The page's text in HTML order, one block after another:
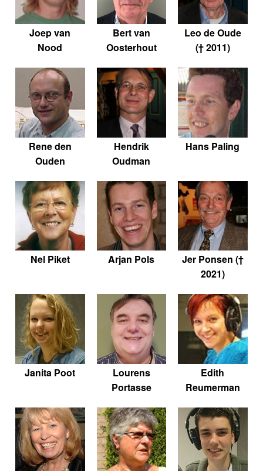
Joep van
Nood
Bert van
Oosterhout
Leo de Oude
(† 2011)
Rene den
Ouden
Hendrik
Oudman
Hans Paling
Nel Piket Arjan Pols
Jer Ponsen (†
2021)
Janita Poot
Lourens
Portasse
Edith
Reumerman